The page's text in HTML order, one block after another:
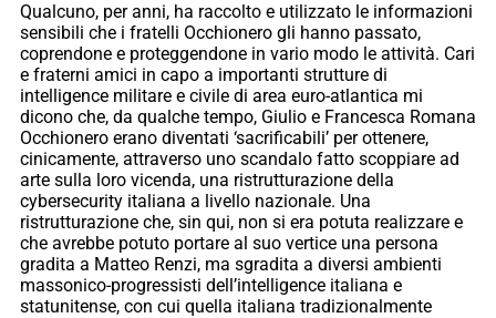
Qualcuno, per anni, ha raccolto e utilizzato le informazioni
sensibili che i fratelli Occhionero gli hanno passato,
coprendone e proteggendone in vario modo le attività. Cari
e fraterni amici in capo a importanti strutture di
intelligence militare e civile di area euro-atlantica mi
dicono che, da qualche tempo, Giulio e Francesca Romana
Occhionero erano diventati ‘sacrificabili’ per ottenere,
cinicamente, attraverso uno scandalo fatto scoppiare ad
arte sulla loro vicenda, una ristrutturazione della
cybersecurity italiana a livello nazionale. Una
ristrutturazione che, sin qui, non si era potuta realizzare e
che avrebbe potuto portare al suo vertice una persona
gradita a Matteo Renzi, ma sgradita a diversi ambienti
massonico-progressisti dell’intelligence italiana e
statunitense, con cui quella italiana tradizionalmente